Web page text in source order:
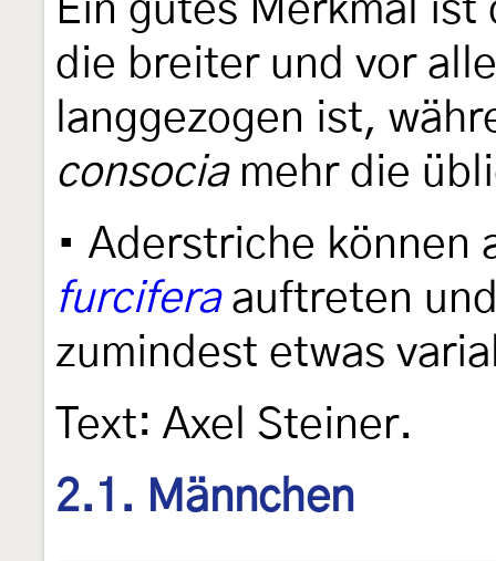
Ein gutes Merkmal
die breiter und vor
langgezogen ist,
consociamehr die
• Aderstriche können
furciferaauftreten
zumindest etwas
Text: Axel Steiner.
2.1. Männchen